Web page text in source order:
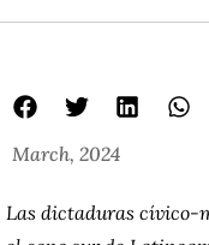
March, 2024
Las dictaduras cívico-